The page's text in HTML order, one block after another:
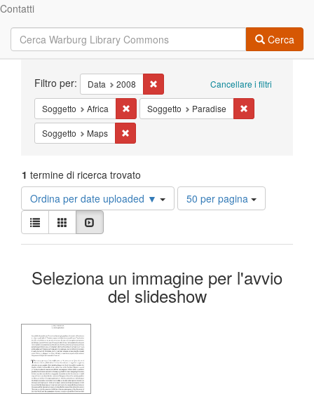
Contatti
Cerca
Ricerca Cancellare i filtri
Filtro per: Data 2008 Cancella il filtro Data: 2008
Soggetto Africa Cancella il filtro Soggetto: Africa
Soggetto Paradise
Soggetto Maps
1 termine di ricerca trovato
Ordina per date uploaded ▼
Risultati
per
50 per pagina
Visualizza
i
risultati
Lista Galleria
Risultati
della
Seleziona un immagine per l'avvio
del slideshow